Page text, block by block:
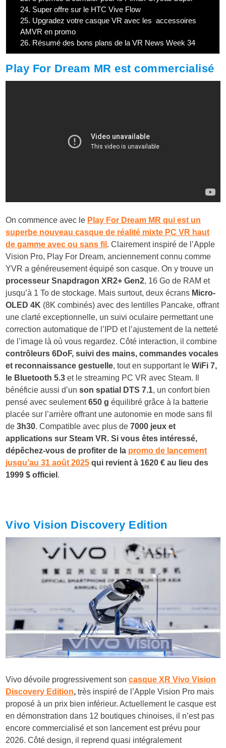
24. Super offre sur le HTC Vive Flow
25. Upgradez votre casque VR avec les accessoires
AMVR en promo
26. Résumé des bons plans de la VR News Week 34
Play For Dream MR est commercialisé
On commence avec le Play For Dream MR quiest un
superbe nouveau casque de réalité mixte PC VR haut
de gamme avec ou sans fil . Clairement inspiré de l’Apple
Vision Pro, Play For Dream, anciennement connu comme
YVR a généreusement équipé son casque. On y trouve un
processeur Snapdragon XR2+ Gen2, 16 Go de RAM et
jusqu’à 1 To de stockage. Mais surtout, deux écrans Micro-
OLED 4K (8K combinés) avec des lentilles Pancake, offrant
une clarté exceptionnelle, un suivi oculaire permettant une
correction automatique de l’IPD et l’ajustement de la netteté
de l’image là où vous regardez. Côté interaction, il combine
contrôleurs 6DoF, suivi des mains, commandes vocales
et reconnaissance gestuelle, tout en supportant leWiFi 7,
le Bluetooth 5.3 et le streaming PC VR avec Steam. Il
bénéficie aussi d’unson spatial DTS 7.1, un confort bien
pensé avec seulement650 g équilibré grâce à la batterie
placée sur l’arrière offrant une autonomie en mode sans fil
de3h30. Compatible avec plus de7000 jeux et
applications sur Steam VR. Si vous êtes intéressé,
dépêchez-vous de profiter de la promo de lancement
jusqu’au 31 août 2025 qui revient à 1620 € au lieu des
1999 $ officiel .
Vivo Vision Discovery Edition
Vivo dévoile progressivement soncasque XR Vivo Vision
Discovery Edition, très inspiré de l’Apple Vision Pro mais
proposé à un prix bien inférieur. Actuellement le casque est
en démonstration dans 12 boutiques chinoises, il n’est pas
encore commercialisé et son lancement est prévu pour
2026. Côté design, il reprend quasi intégralement